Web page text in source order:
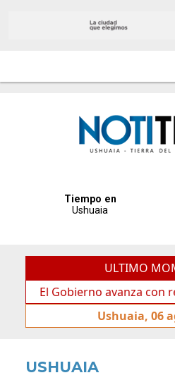
ULTIMO
avanza con reforma en
Ushuaia, 06
USHUAIA